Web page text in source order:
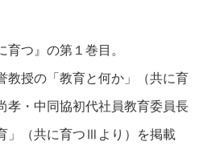
つ』の第１巻目。
教授の「教育と何か」（共に育
・中同協初代社員教育委員長
」（共に育つⅢより）を掲載